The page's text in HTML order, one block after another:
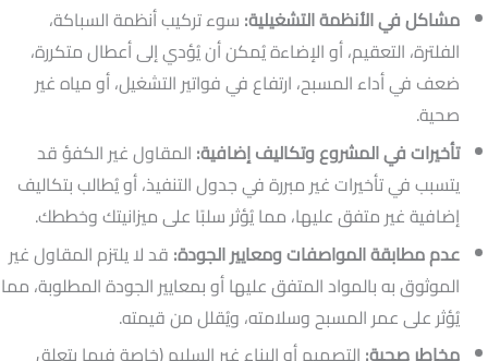
مشاكل في الأنظمة التشغيلية: سوء تركيب أنظمة السباكة،
الفلترة، التعقيم، أو الإضاءة يُمكن أن يُؤدي إلى أعطال متكررة،
ضعف في أداء المسبح، ارتفاع في فواتير التشغيل، أو مياه غير
صحية.
تأخيرات في المشروع وتكاليف إضافية: المقاول غير الكفؤ قد
يتسبب في تأخيرات غير مبررة في جدول التنفيذ، أو يُطالب بتكاليف
إضافية غير متفق عليها، مما يُؤثر سلبًا على ميزانيتك وخططك.
عدم مطابقة المواصفات ومعايير الجودة: قد لا يلتزم المقاول غير
الموثوق به بالمواد المتفق عليها أو بمعايير الجودة المطلوبة، مما
يُؤثر على عمر المسبح وسلامته، ويُقلل من قيمته.